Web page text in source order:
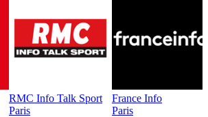
RMC Info Talk Sport
Paris
France Info
Paris